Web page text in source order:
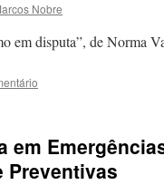
Nobre
em disputa”, de Norma
em
Preventivas